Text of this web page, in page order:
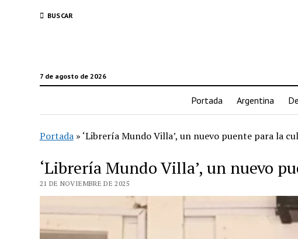
BUSCAR
7 de agosto de 2026
Portada Argentina
Portada» ‘Librería Mundo Villa’, un nuevo puente para la
‘Librería Mundo Villa’, un nuevo
21 DE NOVIEMBRE DE 2025